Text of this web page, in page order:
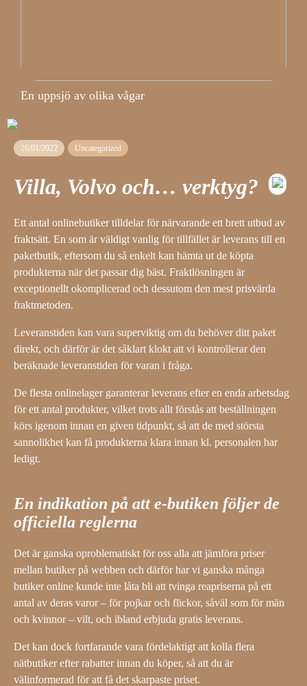
En uppsjö av olika vågar
26/01/2022 Uncategorized
Villa, Volvo och… verktyg?
Ett antal onlinebutiker tilldelar för närvarande ett brett utbud av
fraktsätt. En som är väldigt vanlig för tillfället är leverans till en
paketbutik, eftersom du så enkelt kan hämta ut de köpta
produkterna när det passar dig bäst. Fraktlösningen är
exceptionellt okomplicerad och dessutom den mest prisvärda
fraktmetoden.
Leveranstiden kan vara superviktig om du behöver ditt paket
direkt, och därför är det såklart klokt att vi kontrollerar den
beräknade leveranstiden för varan i fråga.
De flesta onlinelager garanterar leverans efter en enda arbetsdag
för ett antal produkter, vilket trots allt förstås att beställningen
körs igenom innan en given tidpunkt, så att de med största
sannolikhet kan få produkterna klara innan kl. personalen har
ledigt.
En indikation på att e-butiken följer de
officiella reglerna
Det är ganska oproblematiskt för oss alla att jämföra priser
mellan butiker på webben och därför har vi ganska många
butiker online kunde inte låta bli att tvinga reapriserna på ett
antal av deras varor – för pojkar och flickor, såväl som för män
och kvinnor – vilt, och ibland erbjuda gratis leverans.
Det kan dock fortfarande vara fördelaktigt att kolla flera
nätbutiker efter rabatter innan du köper, så att du är
välinformerad för att få det skarpaste priset.